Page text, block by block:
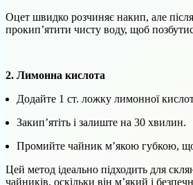
Оцет швидко розчиняє накип, але
прокип’ятити чисту воду, щоб
2. Лимонна кислота
Додайте 1 ст. ложку лимонної
Закип’ятіть і залиште на 30 хвилин.
Промийте чайник м’якою губкою,
Цей метод ідеально підходить для
чайників, оскільки він м’який і